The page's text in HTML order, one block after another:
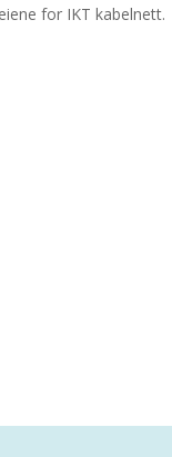
for IKT kabelnett.